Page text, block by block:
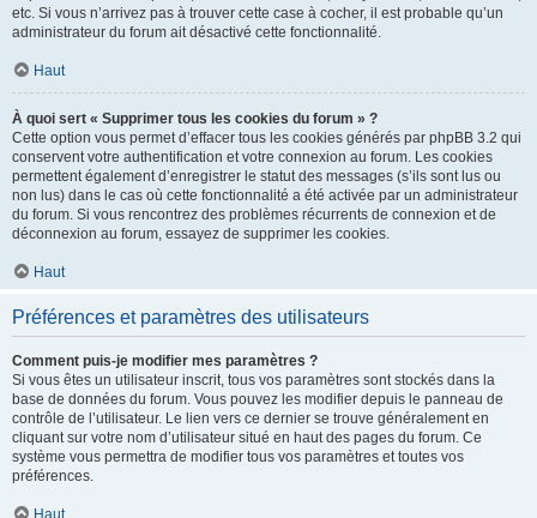
etc. Si vous n’arrivez pas à trouver cette case à cocher, il est probable qu’un
administrateur du forum ait désactivé cette fonctionnalité.
Haut
À quoi sert « Supprimer tous les cookies du forum » ?
Cette option vous permet d’effacer tous les cookies générés par phpBB 3.2 qui
conservent votre authentification et votre connexion au forum. Les cookies
permettent également d’enregistrer le statut des messages (s’ils sont lus ou
non lus) dans le cas où cette fonctionnalité a été activée par un administrateur
du forum. Si vous rencontrez des problèmes récurrents de connexion et de
déconnexion au forum, essayez de supprimer les cookies.
Haut
Préférences et paramètres des utilisateurs
Comment puis-je modifier mes paramètres ?
Si vous êtes un utilisateur inscrit, tous vos paramètres sont stockés dans la
base de données du forum. Vous pouvez les modifier depuis le panneau de
contrôle de l’utilisateur. Le lien vers ce dernier se trouve généralement en
cliquant sur votre nom d’utilisateur situé en haut des pages du forum. Ce
système vous permettra de modifier tous vos paramètres et toutes vos
préférences.
Haut